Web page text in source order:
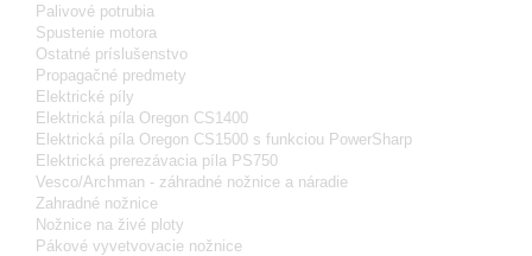
Palivové potrubia
Spustenie motora
Ostatné príslušenstvo
Propagačné predmety
Elektrické píly
Elektrická píla Oregon CS1400
Elektrická píla Oregon CS1500 s funkciou PowerSharp
Elektrická prerezávacia píla PS750
Vesco/Archman - záhradné nožnice a náradie
Zahradné nožnice
Nožnice na živé ploty
Pákové vyvetvovacie nožnice